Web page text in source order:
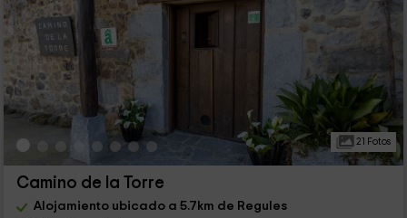
21 Fotos
Camino de la Torre
Alojamiento ubicado a 5.7km de Regules